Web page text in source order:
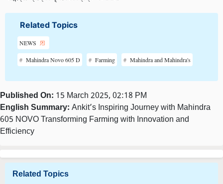
Related Topics
NEWS
Mahindra Novo 605 D Farming Mahindra and Mahindra's
Published On: 15 March 2025, 02:18 PM
English Summary: Ankit’s Inspiring Journey with Mahindra
605 NOVO Transforming Farming with Innovation and
Efficiency
Related Topics